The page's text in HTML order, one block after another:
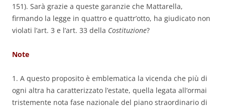
151). Sarà grazie a queste garanzie che Mattarella,
firmando la legge in quattro e quattr’otto, ha giudicato non
violati l’art. 3 e l’art. 33 della Costituzione?
Note
1. A questo proposito è emblematica la vicenda che più di
ogni altra ha caratterizzato l’estate, quella legata all’ormai
tristemente nota fase nazionale del piano straordinario di